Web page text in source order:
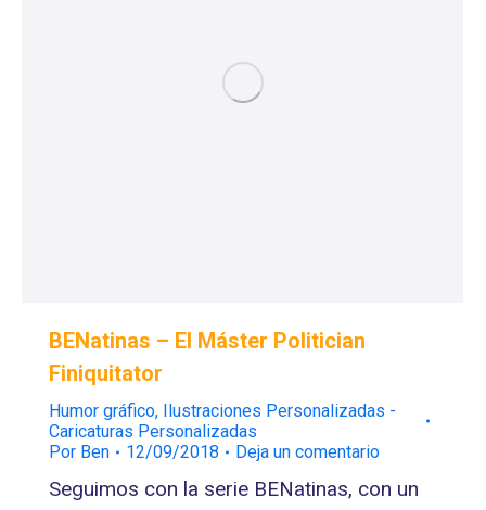
BENatinas – El Máster Politician
Finiquitator
Humor gráfico, Ilustraciones Personalizadas -
Caricaturas Personalizadas
Por Ben 12/09/2018 Deja un comentario
Seguimos con la serie BENatinas, con un